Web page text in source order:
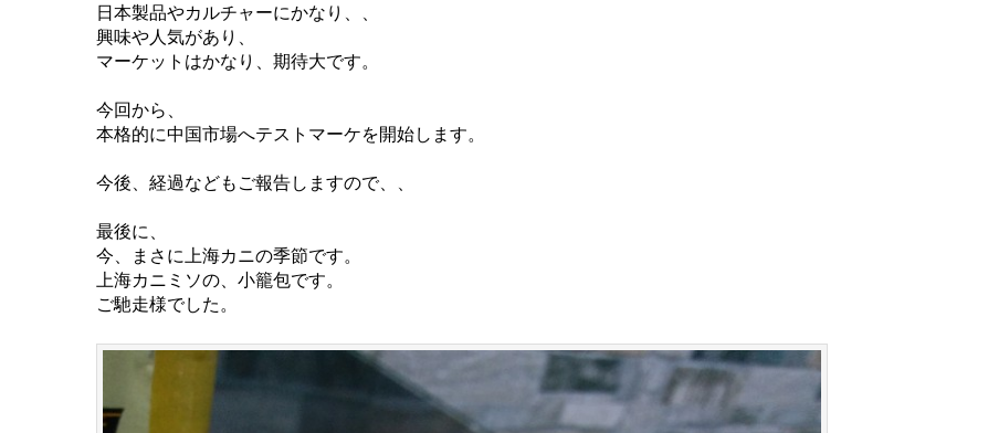
日本製品やカルチャーにかなり、、
興味や人気があり、
マーケットはかなり、期待大です。
今回から、
本格的に中国市場へテストマーケを開始します。
今後、経過などもご報告しますので、、
最後に、
今、まさに上海カニの季節です。
上海カニミソの、小籠包です。
ご馳走様でした。